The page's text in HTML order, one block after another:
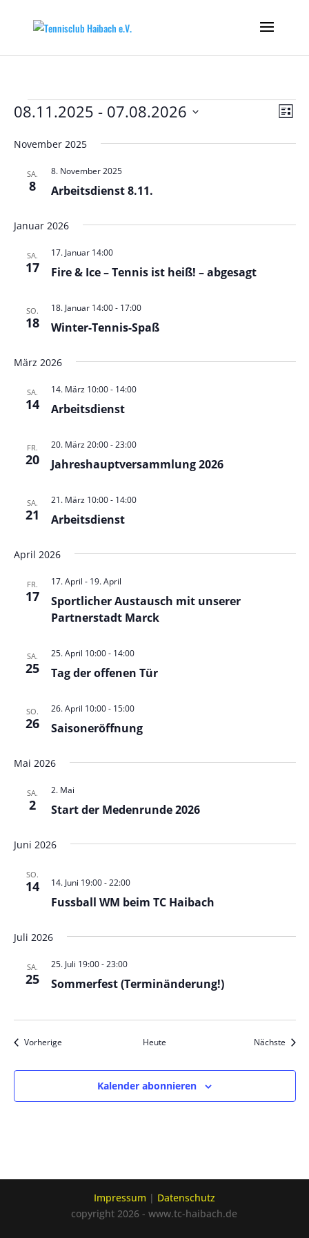
Veranstaltungen Liste
08.11.2025 - 07.08.2026
wählen.
November 2025
SA.
8 Arbeitsdienst 8.11.
8. November 2025
Januar 2026
SA.
17 Fire & Ice – Tennis ist heiß! – abgesagt
17. Januar 14:00
SO.
18 Winter-Tennis-Spaß
18. Januar 14:00- 17:00
März 2026
SA.
14 Arbeitsdienst
14. März 10:00- 14:00
FR.
20 Jahreshauptversammlung 2026
20. März 20:00-23:00
SA.
21 Arbeitsdienst
21. März 10:00- 14:00
April 2026
FR.
17
Sportlicher Austausch mit unserer
Partnerstadt Marck
17. April - 19. April
SA.
25 Tag der offenen Tür
25. April 10:00- 14:00
SO.
26 Saisoneröffnung
26. April 10:00- 15:00
Mai 2026
SA.
2 Start der Medenrunde 2026
2. Mai
Juni 2026
SO.
14
Fussball WM beim TC Haibach
14. Juni 19:00-22:00
Juli 2026
SA.
25 Sommerfest (Terminänderung!)
25. Juli 19:00-23:00
VorherigeVeranstaltungen Heute Nächste
Kalender abonnieren
Impressum | Datenschutz
copyright 2026 - www.tc-haibach.de